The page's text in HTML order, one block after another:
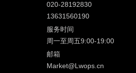
020-28192830
13631560190
服务时间
周一至周五9:00-19:00
邮箱
Market@Lwops.cn